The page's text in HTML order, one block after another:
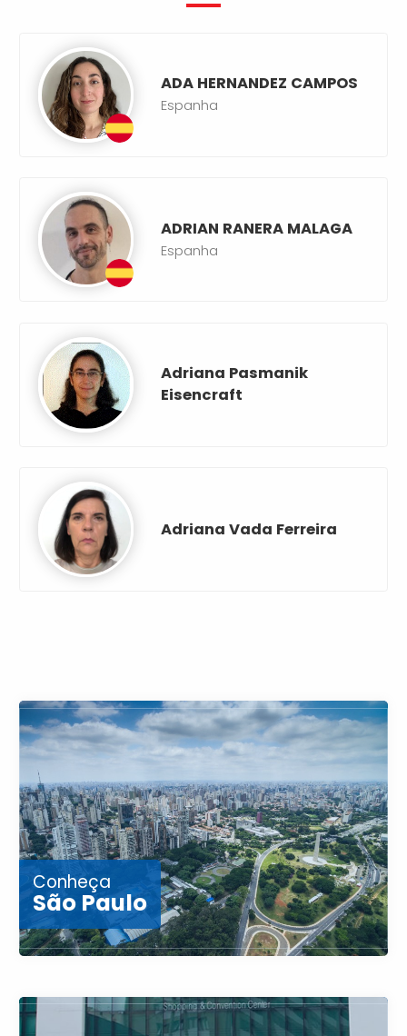
ADA HERNANDEZ CAMPOS
Espanha
ADRIAN RANERA MALAGA
Espanha
Adriana Pasmanik
Eisencraft
Adriana Vada Ferreira
Conheça
São Paulo